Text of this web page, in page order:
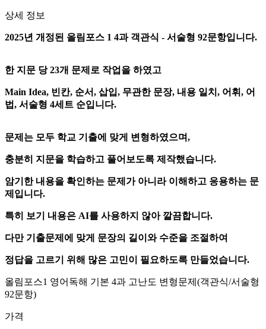
상세 정보
2025년 개정된 올림포스 1 4과 객관식 - 서술형 92문항입니다.
한 지문 당 23개 문제로 작업을 하였고
Main Idea, 빈칸, 순서, 삽입, 무관한 문장, 내용 일치, 어휘, 어
법, 서술형 4세트 순입니다.
문제는 모두 학교 기출에 맞게 변형하였으며,
충분히 지문을 학습하고 풀어보도록 제작했습니다.
암기한 내용을 확인하는 문제가 아니라 이해하고 응용하는 문
제입니다.
특히 보기 내용은 AI를 사용하지 않아 깔끔합니다.
다만 기출문제에 맞게 문장의 길이와 수준을 조절하여
정답을 고르기 위해 많은 고민이 필요하도록 만들었습니다.
올림포스1 영어독해 기본 4과 고난도 변형문제(객관식/서술형
92문항)
가격